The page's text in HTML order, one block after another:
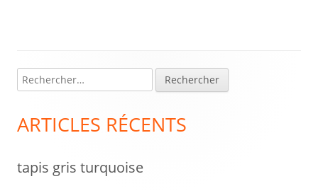
Colonne
latérale
e
h
r
ARTICLES RÉCENTS
tapis gris turquoise